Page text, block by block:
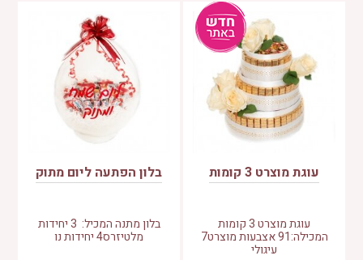
עוגת מוצרט 3 קומות
עוגת מוצרט 3 קומות
המכילה:91 אצבעות מוצרט7
עיגולי
בלון הפתעה ליום מתוק
בלון מתנה המכיל: 3 יחידות
מלטיזרס4 יחידות נו